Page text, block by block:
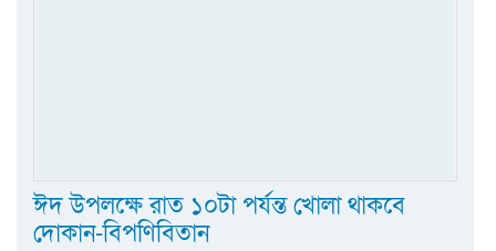
ঈদ উপলক্ষে রাত ১০টা পর্যন্ত খোলা থাকবে
দোকান-বিপণিবিতান